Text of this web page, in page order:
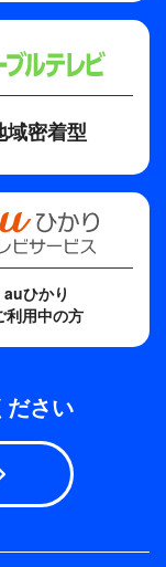
域密着型
auひかり
利用中の方
ださい